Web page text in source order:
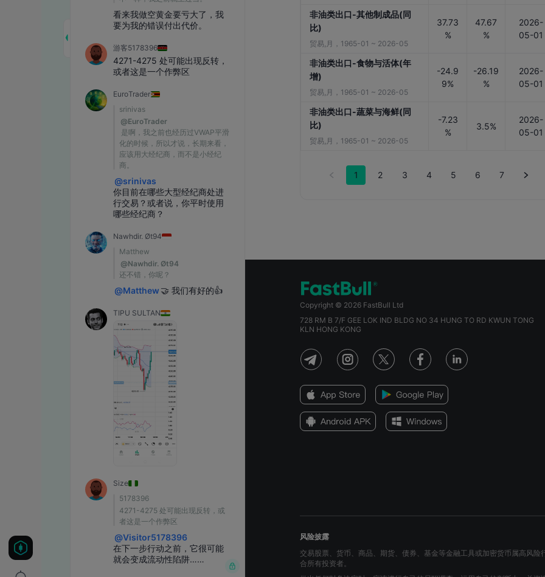
非油类出口-其他制成品(同
比)
贸易,月，1965-01 ~ 2026-05
37.73
%
47.67
%
2026-
05-01
非油类出口-食物与活体(年
增)
贸易,月，1965-01 ~ 2026-05
-24.9
9%
-26.19
%
2026-
05-01
非油类出口-蔬菜与海鲜(同
比)
贸易,月，1965-01 ~ 2026-05
-7.23
%
3.5%
2026-
05-01
1 2 3 4 5 6 7
Copyright © 2026 FastBull Ltd
728 RM B 7/F GEE LOK IND BLDG NO 34 HUNG TO RD KWUN TONG
KLN HONG KONG
风险披露
交易股票、货币、商品、期货、债券、基金等金融工具或加密货币属高风
合所有投资者。